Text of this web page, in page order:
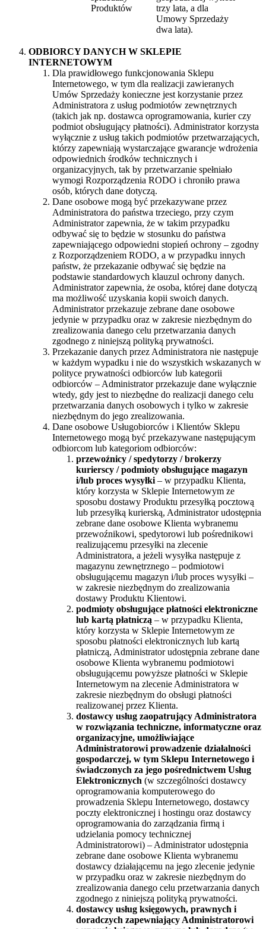
Produktów
trzy lata, a dla
Umowy Sprzedaży
dwa lata).
ODBIORCY DANYCH W SKLEPIE
INTERNETOWYM
Dla prawidłowego funkcjonowania Sklepu
Internetowego, w tym dla realizacji zawieranych
Umów Sprzedaży konieczne jest korzystanie przez
Administratora z usług podmiotów zewnętrznych
(takich jak np. dostawca oprogramowania, kurier czy
podmiot obsługujący płatności). Administrator korzysta
wyłącznie z usług takich podmiotów przetwarzających,
którzy zapewniają wystarczające gwarancje wdrożenia
odpowiednich środków technicznych i
organizacyjnych, tak by przetwarzanie spełniało
wymogi Rozporządzenia RODO i chroniło prawa
osób, których dane dotyczą.
Dane osobowe mogą być przekazywane przez
Administratora do państwa trzeciego, przy czym
Administrator zapewnia, że w takim przypadku
odbywać się to będzie w stosunku do państwa
zapewniającego odpowiedni stopień ochrony – zgodny
z Rozporządzeniem RODO, a w przypadku innych
państw, że przekazanie odbywać się będzie na
podstawie standardowych klauzul ochrony danych.
Administrator zapewnia, że osoba, której dane dotyczą
ma możliwość uzyskania kopii swoich danych.
Administrator przekazuje zebrane dane osobowe
jedynie w przypadku oraz w zakresie niezbędnym do
zrealizowania danego celu przetwarzania danych
zgodnego z niniejszą polityką prywatności.
Przekazanie danych przez Administratora nie następuje
w każdym wypadku i nie do wszystkich wskazanych w
polityce prywatności odbiorców lub kategorii
odbiorców – Administrator przekazuje dane wyłącznie
wtedy, gdy jest to niezbędne do realizacji danego celu
przetwarzania danych osobowych i tylko w zakresie
niezbędnym do jego zrealizowania.
Dane osobowe Usługobiorców i Klientów Sklepu
Internetowego mogą być przekazywane następującym
odbiorcom lub kategoriom odbiorców:
przewoźnicy / spedytorzy / brokerzy
kurierscy / podmioty obsługujące magazyn
i/lub proces wysyłki – w przypadku Klienta,
który korzysta w Sklepie Internetowym ze
sposobu dostawy Produktu przesyłką pocztową
lub przesyłką kurierską, Administrator udostępnia
zebrane dane osobowe Klienta wybranemu
przewoźnikowi, spedytorowi lub pośrednikowi
realizującemu przesyłki na zlecenie
Administratora, a jeżeli wysyłka następuje z
magazynu zewnętrznego – podmiotowi
obsługującemu magazyn i/lub proces wysyłki –
w zakresie niezbędnym do zrealizowania
dostawy Produktu Klientowi.
podmioty obsługujące płatności elektroniczne
lub kartą płatniczą – w przypadku Klienta,
który korzysta w Sklepie Internetowym ze
sposobu płatności elektronicznych lub kartą
płatniczą, Administrator udostępnia zebrane dane
osobowe Klienta wybranemu podmiotowi
obsługującemu powyższe płatności w Sklepie
Internetowym na zlecenie Administratora w
zakresie niezbędnym do obsługi płatności
realizowanej przez Klienta.
dostawcy usług zaopatrujący Administratora
w rozwiązania techniczne, informatyczne oraz
organizacyjne, umożliwiające
Administratorowi prowadzenie działalności
gospodarczej, w tym Sklepu Internetowego i
świadczonych za jego pośrednictwem Usług
Elektronicznych (w szczególności dostawcy
oprogramowania komputerowego do
prowadzenia Sklepu Internetowego, dostawcy
poczty elektronicznej i hostingu oraz dostawcy
oprogramowania do zarządzania firmą i
udzielania pomocy technicznej
Administratorowi) – Administrator udostępnia
zebrane dane osobowe Klienta wybranemu
dostawcy działającemu na jego zlecenie jedynie
w przypadku oraz w zakresie niezbędnym do
zrealizowania danego celu przetwarzania danych
zgodnego z niniejszą polityką prywatności.
dostawcy usług księgowych, prawnych i
doradczych zapewniający Administratorowi